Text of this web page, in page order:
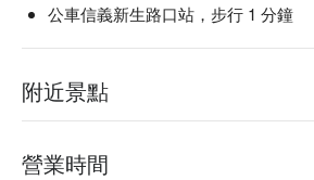
公車信義新生路口站，步行 1 分鐘
附近景點
營業時間